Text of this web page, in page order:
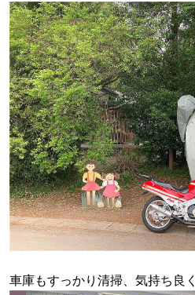
車庫もすっかり清掃、気持ち良